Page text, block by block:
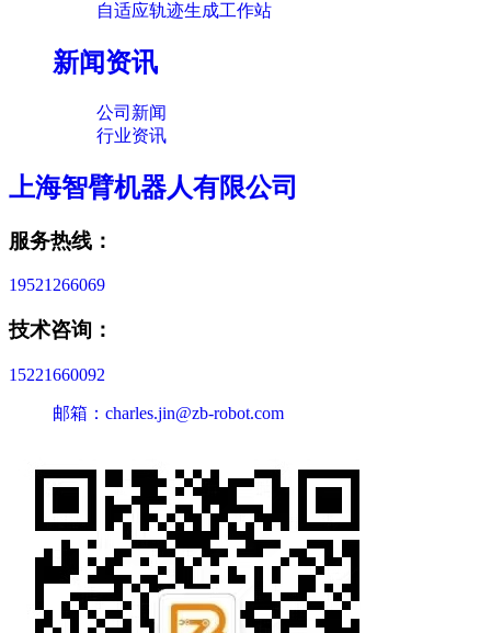
自适应轨迹生成工作站
新闻资讯
公司新闻
行业资讯
上海智臂机器人有限公司
服务热线：
19521266069
技术咨询：
15221660092
邮箱：charles.jin@zb-robot.com